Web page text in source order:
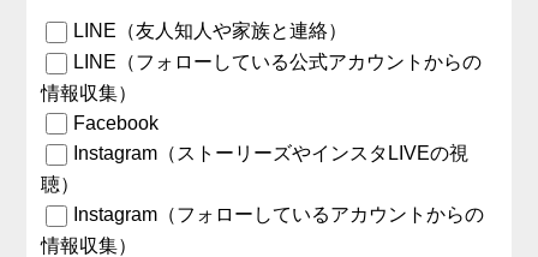
LINE（友人知人や家族と連絡）
LINE（フォローしている公式アカウントからの
情報収集）
Facebook
Instagram（ストーリーズやインスタLIVEの視
聴）
Instagram（フォローしているアカウントからの
情報収集）